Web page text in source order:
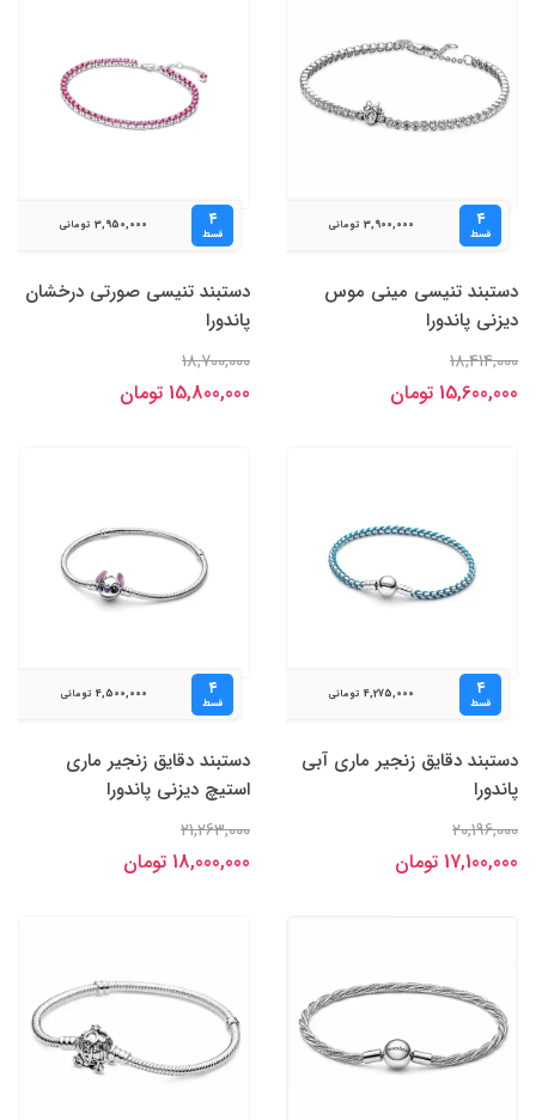
۴
قسط
3,900,000 تومانی
دستبند تنیسی مینی موس
دیزنی پاندورا
18,414,000
15,600,000 تومان
۴
قسط
3,950,000 تومانی
دستبند تنیسی صورتی درخشان
پاندورا
18,700,000
15,800,000 تومان
۴
قسط
4,275,000 تومانی
دستبند دقایق زنجیر ماری آبی
پاندورا
20,196,000
17,100,000 تومان
۴
قسط
4,500,000 تومانی
دستبند دقایق زنجیر ماری
استیچ دیزنی پاندورا
21,263,000
18,000,000 تومان